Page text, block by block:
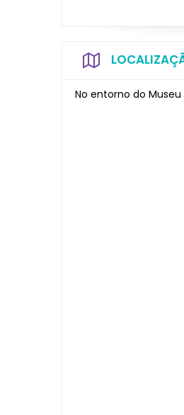
No entorno do